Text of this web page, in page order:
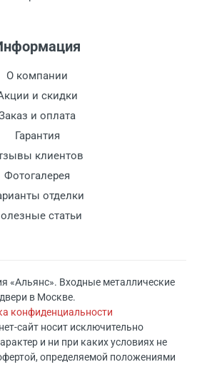
О компании
и скидки
и оплата
Гарантия
клиентов
Фотогалерея
отделки
статьи
«Альянс». Входные металлические
двери в Москве.
конфиденциальности
сайт носит исключительно
и ни при каких условиях не
определяемой положениями